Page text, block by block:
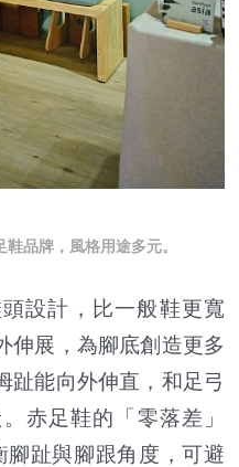
品牌，風格用途多元。
設計，比一般鞋更寬
伸展，為腳底創造更多
趾能向外伸直，和足弓
赤足鞋的「零落差」
腳趾與腳跟角度，可避